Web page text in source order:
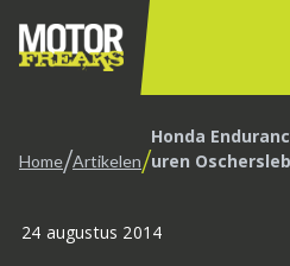
Home/Artikelen/Honda
uren
24 augustus 2014